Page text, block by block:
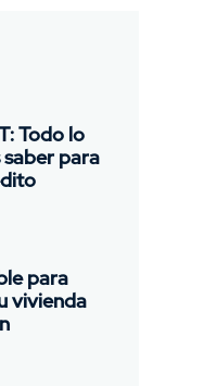
Todo lo
para
para
vivienda